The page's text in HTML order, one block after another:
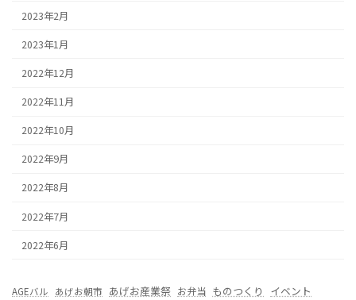
2023年2月
2023年1月
2022年12月
2022年11月
2022年10月
2022年9月
2022年8月
2022年7月
2022年6月
AGEバル あげお朝市 あげお産業祭 お弁当 ものつくり イベント